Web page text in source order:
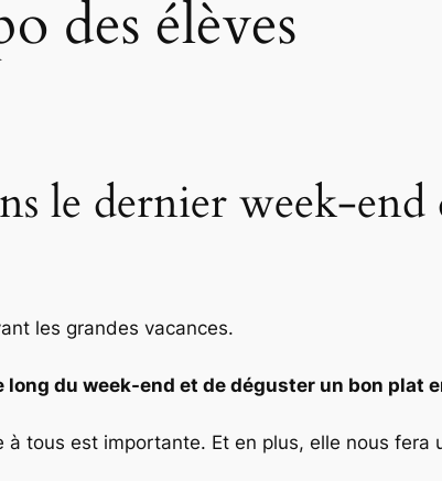
des élèves
le dernier week-
les grandes vacances.
du week-end et de déguster un bon plat
tous est importante. Et en plus, elle nous